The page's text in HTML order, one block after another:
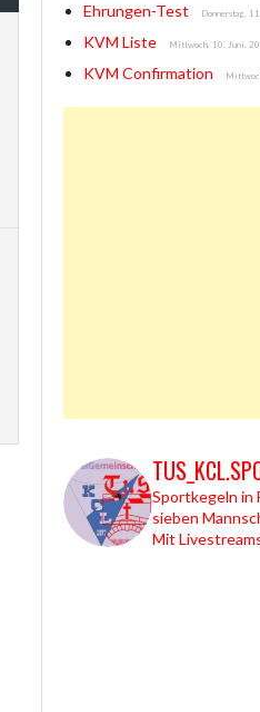
Ehrungen-Test Donnerstag,
KVM Liste Mittwoch, 10. Juni.
KVM Confirmation
Sportkegeln in
sieben
Mit